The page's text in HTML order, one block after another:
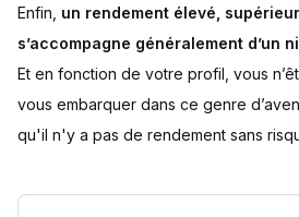
Enfin, un rendement élevé,
s’accompagne généralement d’un
Et en fonction de votre profil, vous
vous embarquer dans ce genre
qu'il n'y a pas de rendement sans